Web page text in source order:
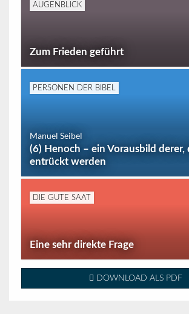
AUGENBLICK
Zum Frieden geführt
PERSONEN DER BIBEL
Manuel Seibel
(6) Henoch – ein Vorausbild derer,
entrückt werden
DIE GUTE SAAT
Eine sehr direkte Frage
DOWNLOAD ALS PDF